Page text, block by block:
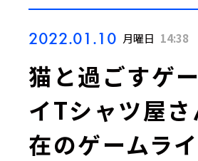
2022.01.10 月曜日 14:38
猫と過ごすゲ
イTシャツ屋
在のゲームライ